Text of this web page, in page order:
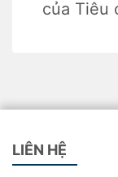
của Tiêu
LIÊN HỆ